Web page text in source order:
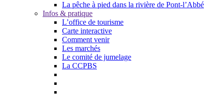
La pêche à pied dans la rivière de Pont-l’Abbé
Infos & pratique
L’office de tourisme
Carte interactive
Comment venir
Les marchés
Le comité de jumelage
La CCPBS